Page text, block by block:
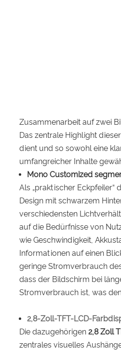
Zusammenarbeit auf zwei
Das zentrale Highlight
dient und so sowohl eine
umfangreicher Inhalte
Mono Customized
Als „praktischer
Design mit schwarzem
verschiedensten
auf die Bedürfnisse von
wie Geschwindigkeit,
Informationen auf einen
geringe Stromverbrauch
dass der Bildschirm bei
Stromverbrauch ist, was
2,8-Zoll-TFT-LCD-
Die dazugehörigen2,8 Zoll
zentrales visuelles